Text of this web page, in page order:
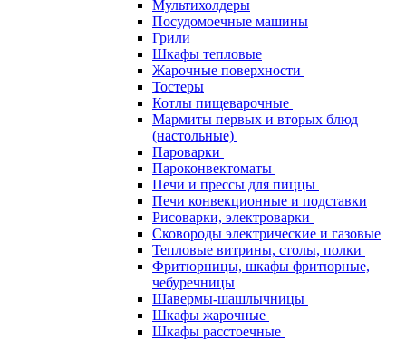
Мультихолдеры
Посудомоечные машины
Грили
Шкафы тепловые
Жарочные поверхности
Тостеры
Котлы пищеварочные
Мармиты первых и вторых блюд
(настольные)
Пароварки
Пароконвектоматы
Печи и прессы для пиццы
Печи конвекционные и подставки
Рисоварки, электроварки
Сковороды электрические и газовые
Тепловые витрины, столы, полки
Фритюрницы, шкафы фритюрные,
чебуречницы
Шавермы-шашлычницы
Шкафы жарочные
Шкафы расстоечные